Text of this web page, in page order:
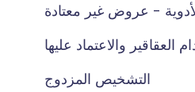
- عروض غير معتادة
العقاقير والاعتماد عليها
التشخيص المزدوج